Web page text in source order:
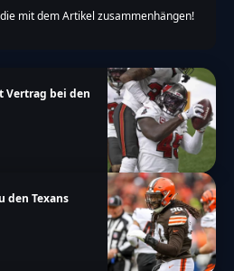
mit dem Artikel zusammenhängen!
Vertrag bei den
den Texans